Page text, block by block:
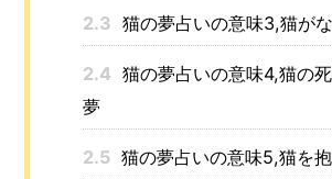
2.3 猫の夢占いの意味3,猫が
2.4 猫の夢占いの意味4,猫の
夢
2.5 猫の夢占いの意味5,猫を